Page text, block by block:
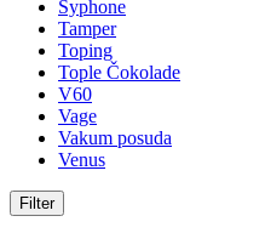
Syphone
Tamper
Toping
Tople Čokolade
V60
Vage
Vakum posuda
Venus
Filter